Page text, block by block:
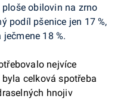
obilovin na zrno
podíl pšenice jen 17 %,
18 %.
nejvíce
celková spotřeba
hnojiv